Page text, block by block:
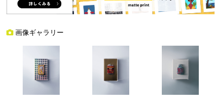
画像ギャラリー